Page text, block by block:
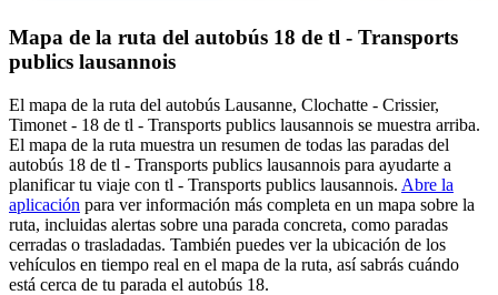
Mapa de la ruta del autobús 18 de tl - Transports
publics lausannois
El mapa de la ruta del autobús Lausanne, Clochatte - Crissier,
Timonet - 18 de tl - Transports publics lausannois se muestra arriba.
El mapa de la ruta muestra un resumen de todas las paradas del
autobús 18 de tl - Transports publics lausannois para ayudarte a
planificar tu viaje con tl - Transports publics lausannois. Abre la
aplicación para ver información más completa en un mapa sobre la
ruta, incluidas alertas sobre una parada concreta, como paradas
cerradas o trasladadas. También puedes ver la ubicación de los
vehículos en tiempo real en el mapa de la ruta, así sabrás cuándo
está cerca de tu parada el autobús 18.